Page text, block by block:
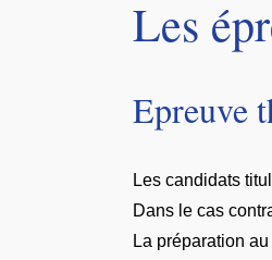
Les
Epreuve
Les candidats
Dans le cas
La préparation